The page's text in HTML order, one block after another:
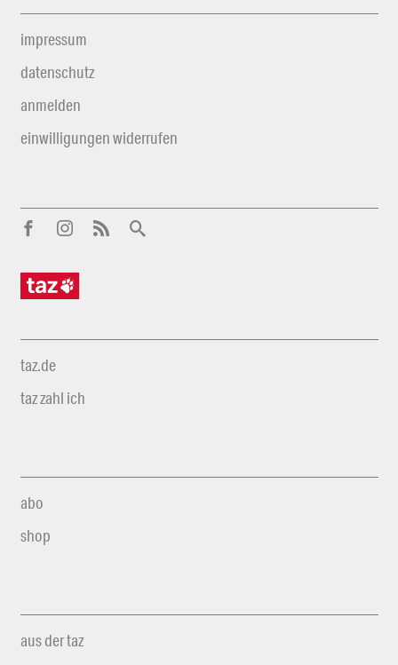
impressum
datenschutz
anmelden
einwilligungen widerrufen
taz.de
taz zahl ich
abo
shop
aus der taz